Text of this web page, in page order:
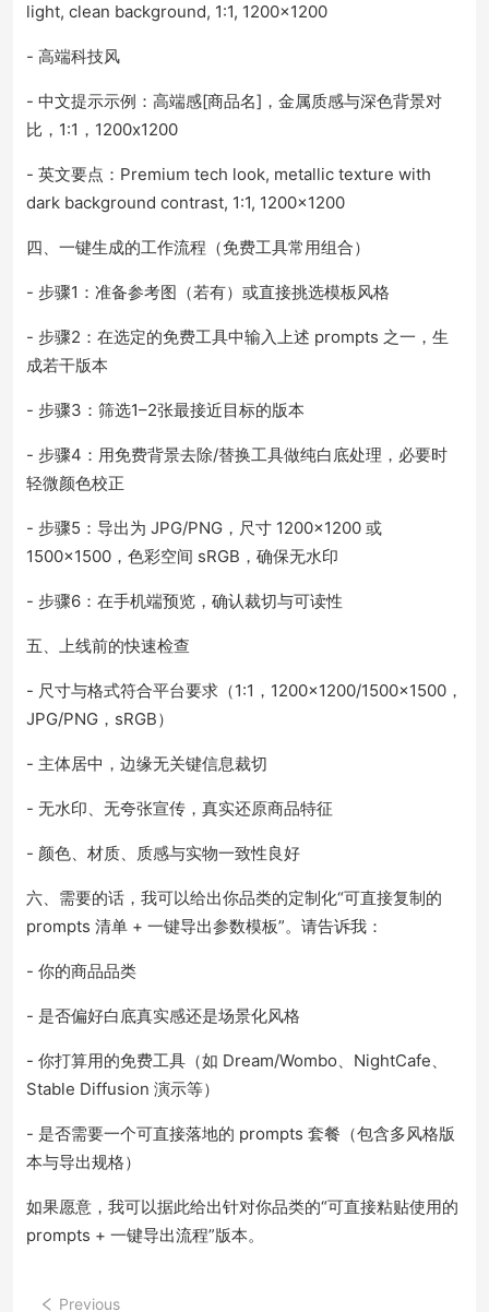
light, clean background, 1:1, 1200x1200
- 高端科技风
- 中文提示示例：高端感[商品名]，金属质感与深色背景对
比，1:1，1200x1200
- 英文要点：Premium tech look, metallic texture with
dark background contrast, 1:1, 1200x1200
四、一键生成的工作流程（免费工具常用组合）
- 步骤1：准备参考图（若有）或直接挑选模板风格
- 步骤2：在选定的免费工具中输入上述 prompts 之一，生
成若干版本
- 步骤3：筛选1–2张最接近目标的版本
- 步骤4：用免费背景去除/替换工具做纯白底处理，必要时
轻微颜色校正
- 步骤5：导出为 JPG/PNG，尺寸 1200×1200 或
1500×1500，色彩空间 sRGB，确保无水印
- 步骤6：在手机端预览，确认裁切与可读性
五、上线前的快速检查
- 尺寸与格式符合平台要求（1:1，1200×1200/1500×1500，
JPG/PNG，sRGB）
- 主体居中，边缘无关键信息裁切
- 无水印、无夸张宣传，真实还原商品特征
- 颜色、材质、质感与实物一致性良好
六、需要的话，我可以给出你品类的定制化“可直接复制的
prompts 清单 + 一键导出参数模板”。请告诉我：
- 你的商品品类
- 是否偏好白底真实感还是场景化风格
- 你打算用的免费工具（如 Dream/Wombo、NightCafe、
Stable Diffusion 演示等）
- 是否需要一个可直接落地的 prompts 套餐（包含多风格版
本与导出规格）
如果愿意，我可以据此给出针对你品类的“可直接粘贴使用的
prompts + 一键导出流程”版本。
Previous